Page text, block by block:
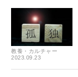
教養・カルチャー
2023.09.23